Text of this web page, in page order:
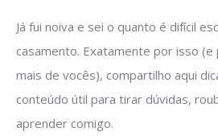
Já fui noiva e sei o quanto é difícil
casamento. Exatamente por isso
mais de vocês), compartilho aqui
conteúdo útil para tirar dúvidas,
aprender comigo.